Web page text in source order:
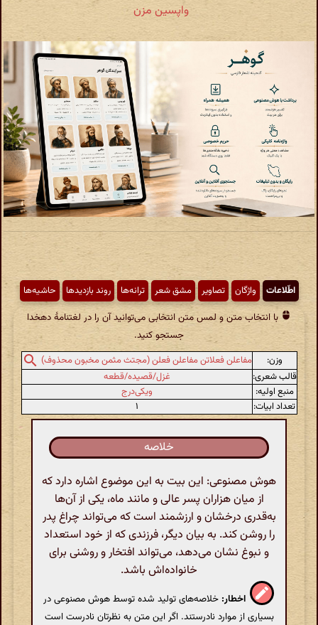
واپسین مزن
اطّلاعات واژگان تصاویر مشق شعر ترانه‌ها روند بازدیدها حاشیه‌ها
با انتخاب متن و لمس متن انتخابی می‌توانید آن را در لغتنامهٔ دهخدا
جستجو کنید.
وزن:
مفاعلن فعلاتن مفاعلن فعلن (مجتث مثمن مخبون محذوف)
قالب شعری:
غزل/قصیده/قطعه
منبع اولیه:
ویکی‌درج
تعداد ابیات:
۱
خلاصه
هوش مصنوعی: این بیت به این موضوع اشاره دارد که
از میان هزاران پسر عالی و مانند ماه، یکی از آن‌ها
به‌قدری درخشان و ارزشمند است که می‌تواند چراغ پدر
را روشن کند. به بیان دیگر، فرزندی که از خود استعداد
و نبوغ نشان می‌دهد، می‌تواند افتخار و روشنی برای
خانواده‌اش باشد.
اخطار: خلاصه‌های تولید شده توسط هوش مصنوعی در
بسیاری از موارد نادرستند. اگر این متن به نظرتان نادرست است